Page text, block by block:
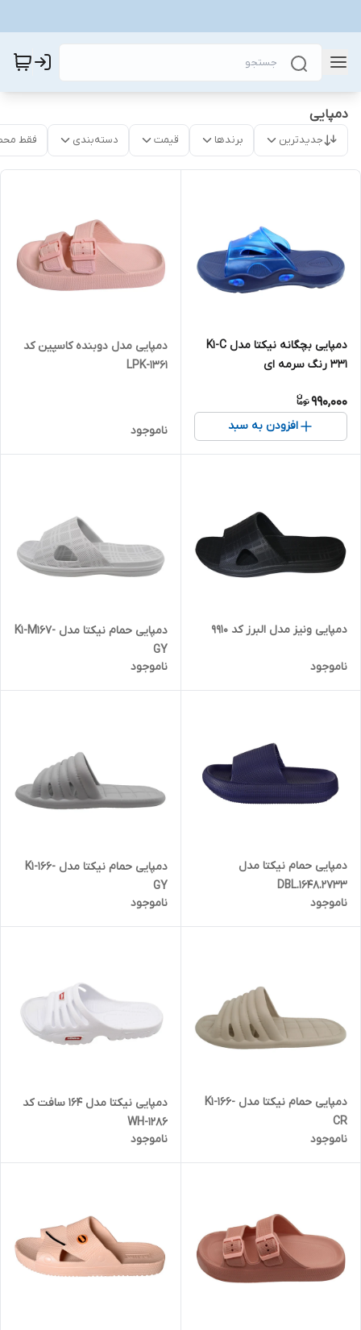
دمپایی
جدیدترین برندها قیمت دسته‌بندی فقط
دمپایی بچگانه نیکتا مدل K1-C
331 رنگ سرمه ای
990,000
افزودن به سبد
دمپایی مدل دوبنده کاسپین کد
1361-LPK
ناموجود
دمپایی ونیز مدل البرز کد 9910
ناموجود
دمپایی حمام نیکتا مدل K1-M167-
GY
ناموجود
دمپایی حمام نیکتا مدل
DBL.1648.2733
ناموجود
دمپایی حمام نیکتا مدل K1-166-
GY
ناموجود
دمپایی حمام نیکتا مدل K1-166-
CR
ناموجود
دمپایی نیکتا مدل 164 سافت کد
1286-WH
ناموجود